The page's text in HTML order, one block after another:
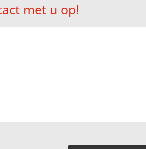
met u op!